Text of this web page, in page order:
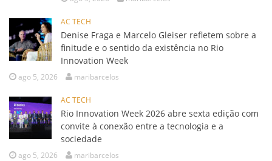
AC TECH
Denise Fraga e Marcelo Gleiser refletem sobre a
finitude e o sentido da existência no Rio
Innovation Week
ago 5, 2026 maribarcelos
AC TECH
Rio Innovation Week 2026 abre sexta edição com
convite à conexão entre a tecnologia e a
sociedade
ago 5, 2026 maribarcelos